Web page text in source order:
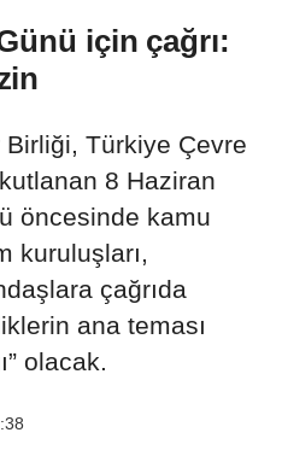
için çağrı:
Türkiye Çevre
8 Haziran
öncesinde kamu
kuruluşları,
çağrıda
ana teması
olacak.